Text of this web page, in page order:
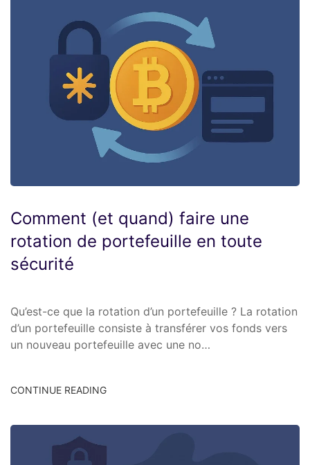
Comment (et quand) faire une
rotation de portefeuille en toute
sécurité
Qu’est-ce que la rotation d’un portefeuille ? La rotation
d’un portefeuille consiste à transférer vos fonds vers
un nouveau portefeuille avec une no…
CONTINUE READING